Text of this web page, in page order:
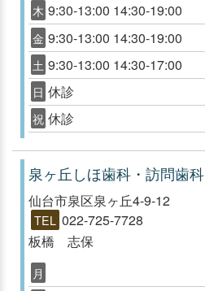
木 9:30-13:00 14:30-19:00
金 9:30-13:00 14:30-19:00
土 9:30-13:00 14:30-17:00
日 休診
祝 休診
泉ヶ丘しほ歯科・訪問歯科
仙台市泉区泉ヶ丘4-9-12
TEL 022-725-7728
板橋 志保
月